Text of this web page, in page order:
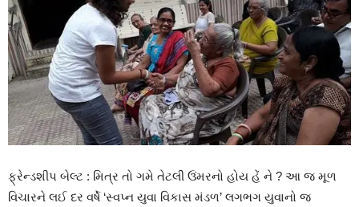
ફ્રેન્ડશીપ બેલ્ટ : મિત્ર તો ગમે તેટલી ઉંમરનો હોય હેં ને ? આ જ મૂળ
વિચારને લઈ દર વર્ષે ‘સ્વપ્ન યુવા વિકાસ મંડળ’ લગભગ યુવાનો જ